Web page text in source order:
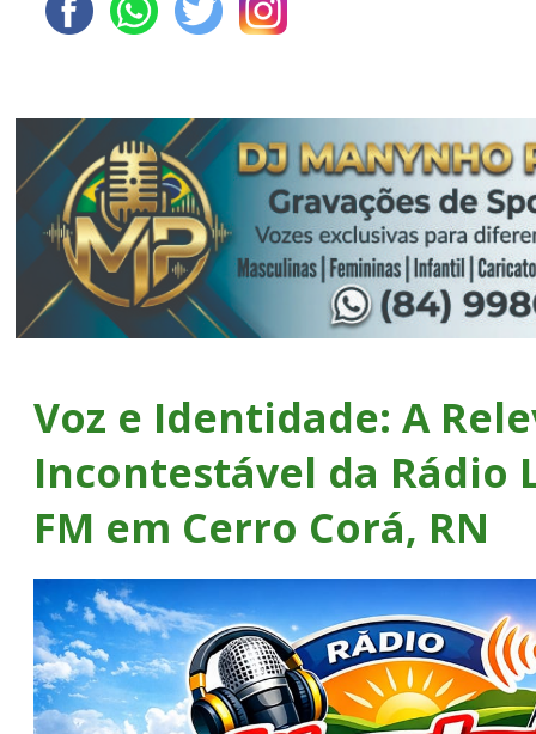
Voz e Identidade: A
Incontestável da Rádio
FM em Cerro Corá, RN